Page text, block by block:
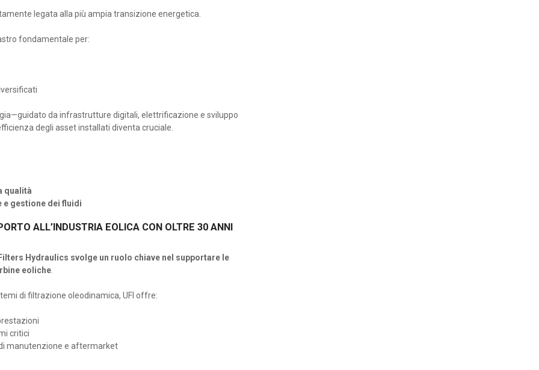
legata alla più ampia transizione energetica.
fondamentale per:
da infrastrutture digitali, elettrificazione e sviluppo
degli asset installati diventa cruciale.
qualità
gestione dei fluidi
ALL’INDUSTRIA EOLICA CON OLTRE 30 ANNI
Hydraulics svolge un ruolo chiave nel supportare le
eoliche.
di filtrazione oleodinamica, UFI offre:
critici
manutenzione e aftermarket